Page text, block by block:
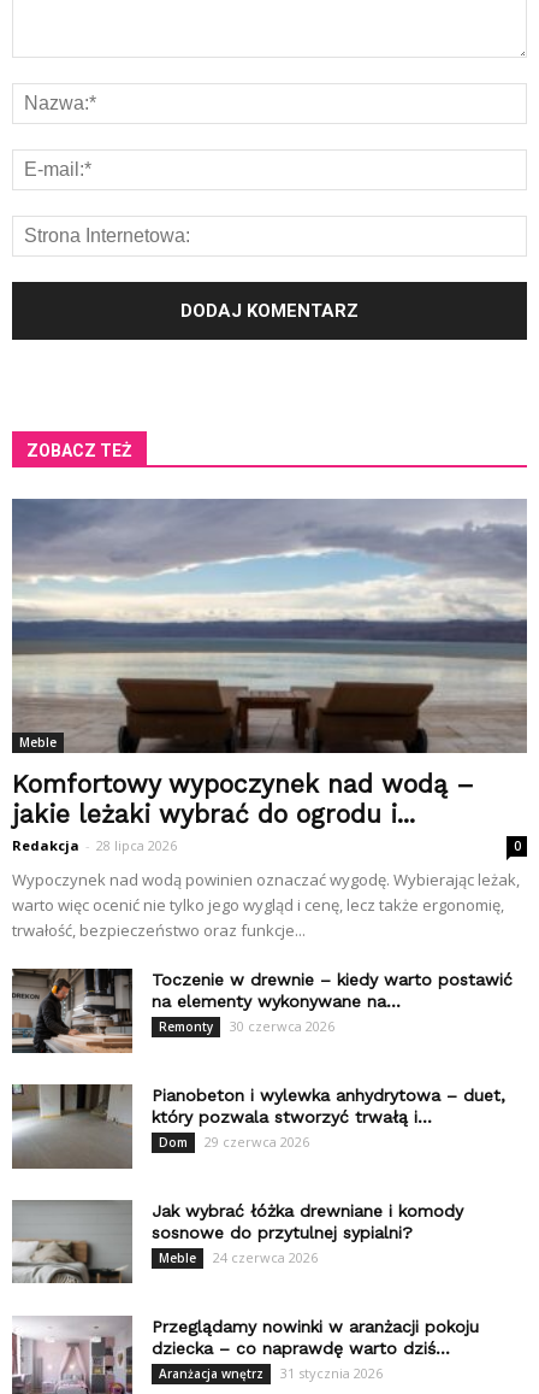
ZOBACZ TEŻ
Meble
Komfortowy wypoczynek nad wodą –
jakie leżaki wybrać do ogrodu i...
Redakcja - 28 lipca 2026 0
Wypoczynek nad wodą powinien oznaczać wygodę. Wybierając leżak,
warto więc ocenić nie tylko jego wygląd i cenę, lecz także ergonomię,
trwałość, bezpieczeństwo oraz funkcje...
Toczenie w drewnie – kiedy warto postawić
na elementy wykonywane na...
Remonty 30 czerwca 2026
Pianobeton i wylewka anhydrytowa – duet,
który pozwala stworzyć trwałą i...
Dom 29 czerwca 2026
Jak wybrać łóżka drewniane i komody
sosnowe do przytulnej sypialni?
Meble 24 czerwca 2026
Przeglądamy nowinki w aranżacji pokoju
dziecka – co naprawdę warto dziś...
Aranżacja wnętrz 31 stycznia 2026